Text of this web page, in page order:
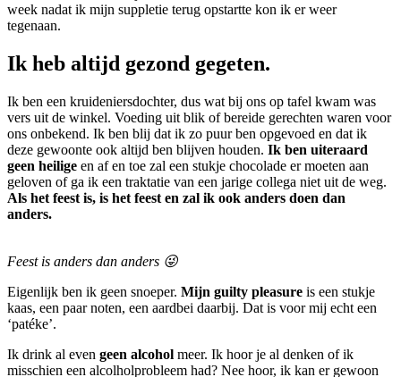
week nadat ik mijn suppletie terug opstartte kon ik er weer
tegenaan.
Ik heb altijd gezond gegeten.
Ik ben een kruideniersdochter, dus wat bij ons op tafel kwam was
vers uit de winkel. Voeding uit blik of bereide gerechten waren voor
ons onbekend. Ik ben blij dat ik zo puur ben opgevoed en dat ik
deze gewoonte ook altijd ben blijven houden. Ik ben uiteraard
geen heilige en af en toe zal een stukje chocolade er moeten aan
geloven of ga ik een traktatie van een jarige collega niet uit de weg.
Als het feest is, is het feest en zal ik ook anders doen dan
anders.
Feest is anders dan anders 😜
Eigenlijk ben ik geen snoeper. Mijn guilty pleasure is een stukje
kaas, een paar noten, een aardbei daarbij. Dat is voor mij echt een
‘patéke’.
Ik drink al even geen alcohol meer. Ik hoor je al denken of ik
misschien een alcolholprobleem had? Nee hoor, ik kan er gewoon